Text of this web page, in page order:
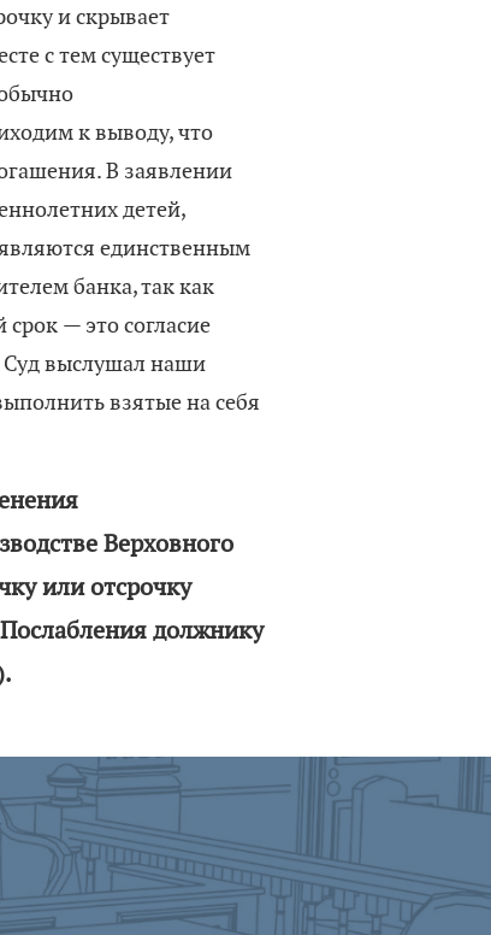
и скрывает
с тем существует
к выводу, что
В заявлении
детей,
единственным
банка, так как
— это согласие
Суд выслушал наши
взятые на себя
Верховного
или отсрочку
должнику